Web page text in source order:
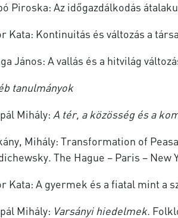
Piroska: Az időgazdálkodás
Kata: Kontinuitás és változás a
János: A vallás és a hitvilág
tanulmányok
Mihály: A tér, a közösség és a
Mihály: Transformation of
The Hague – Paris – New
Kata: A gyermek és a fiatal mint a
Mihály: Varsányi hiedelmek.